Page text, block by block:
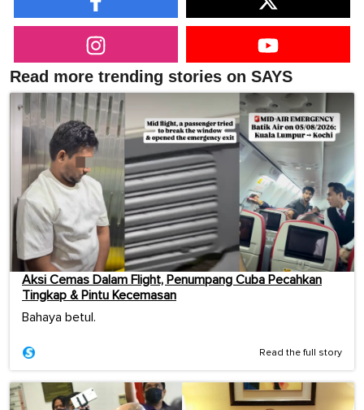
Read more trending stories on SAYS
Aksi Cemas Dalam Flight, Penumpang Cuba Pecahkan
Tingkap & Pintu Kecemasan
Bahaya betul.
Read the full story